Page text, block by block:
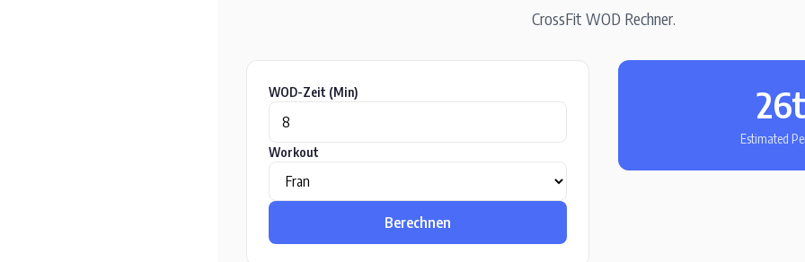
CrossFit WOD Rechner.
WOD-Zeit (Min)
Workout
Berechnen
Estimated